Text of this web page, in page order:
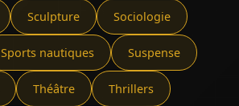
Sculpture Sociologie
Sports nautiques Suspense
Théâtre Thrillers